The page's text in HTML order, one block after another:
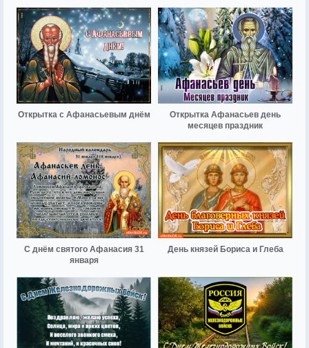
Открытка с Афанасьевым днём
Открытка Афанасьев день
месяцев праздник
С днём святого Афанасия 31
января
День князей Бориса и Глеба